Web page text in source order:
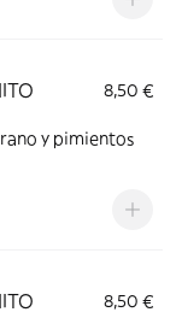
8,50 €
y pimientos
8,50 €